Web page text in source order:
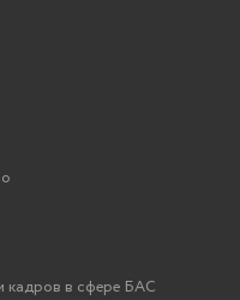
кадров в сфере БАС